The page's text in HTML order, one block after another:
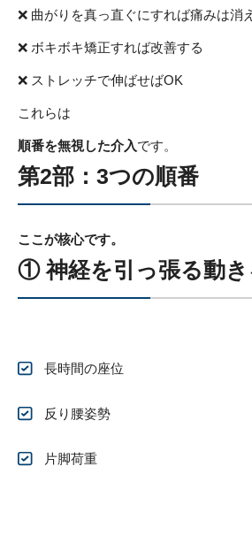
❌ 曲がりを真っ直ぐにすれば痛みは消
❌ ボキボキ矯正すれば改善する
❌ ストレッチで伸ばせばOK
これらは
順番を無視した介入です。
第2部：3つの順番
ここが核心です。
① 神経を引っ張る動き
長時間の座位
反り腰姿勢
片脚荷重